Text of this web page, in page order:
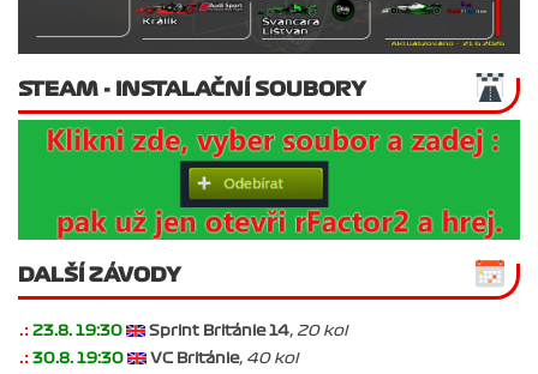
STEAM - INSTALAČNÍ SOUBORY
DALŠÍ ZÁVODY
.: 23.8. 19:30 Sprint Británie 14, 20 kol
.: 30.8. 19:30 VC Británie, 40 kol